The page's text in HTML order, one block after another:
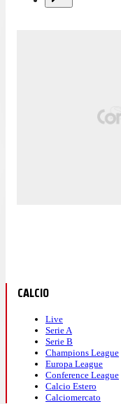
CALCIO
Live
Serie A
Serie B
Champions League
Europa League
Conference League
Calcio Estero
Calciomercato